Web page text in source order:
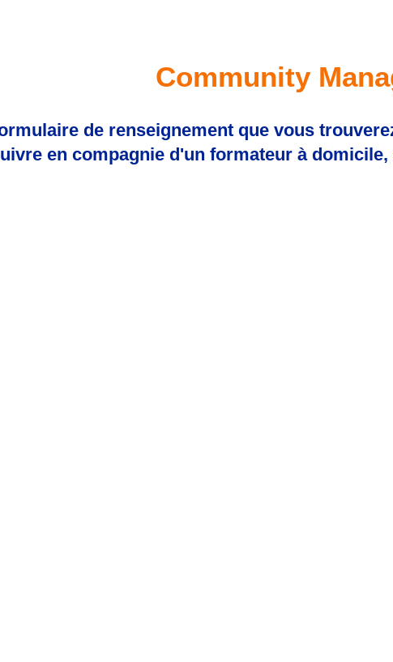
Community
de renseignement que vous
en compagnie d'un formateur à